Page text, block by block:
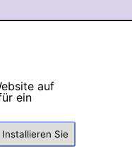
Mentor &
Marke:
] [AGB auf
ein
Installieren Sie